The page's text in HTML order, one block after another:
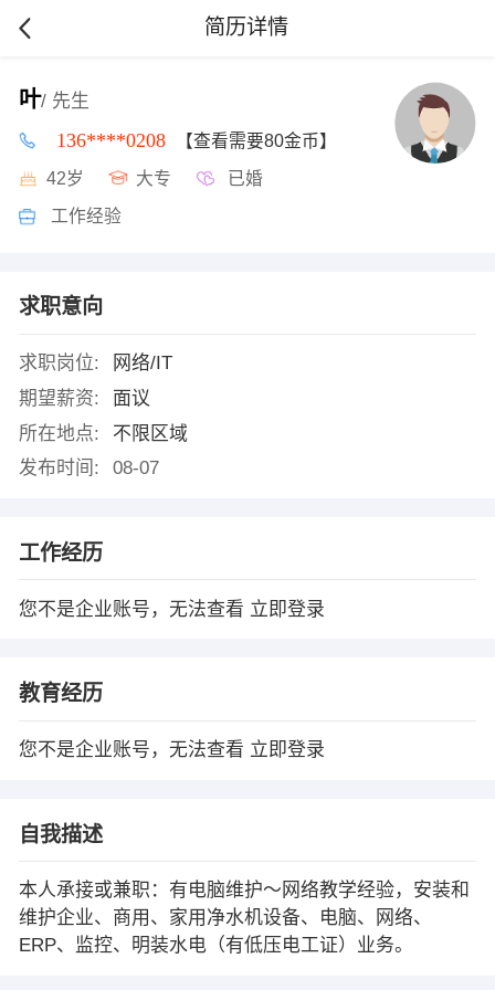
简历详情
叶/ 先生
136****0208 【查看需要80金币】
42岁 大专 已婚
工作经验
求职意向
求职岗位:
网络/IT
期望薪资:
面议
所在地点:
不限区域
发布时间:
08-07
工作经历
您不是企业账号，无法查看 立即登录
教育经历
您不是企业账号，无法查看 立即登录
自我描述
本人承接或兼职：有电脑维护～网络教学经验，安装和
维护企业、商用、家用净水机设备、电脑、网络、
ERP、监控、明装水电（有低压电工证）业务。